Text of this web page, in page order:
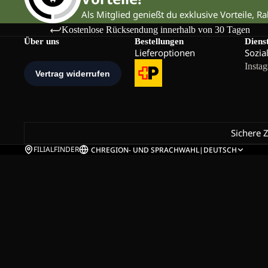
Als Mitglied genießt du exklusive Vorteile,
Kostenlose Rücksendung innerhalb von 30 Tagen
Über uns Bestellungen
Lieferoptionen
Sichere
FILIALFINDER CHREGION- UND SPRACHWAHL| DEUTSCH